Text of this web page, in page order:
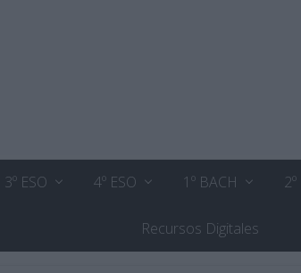
3º ESO 4º ESO 1º BACH
Recursos Digitales